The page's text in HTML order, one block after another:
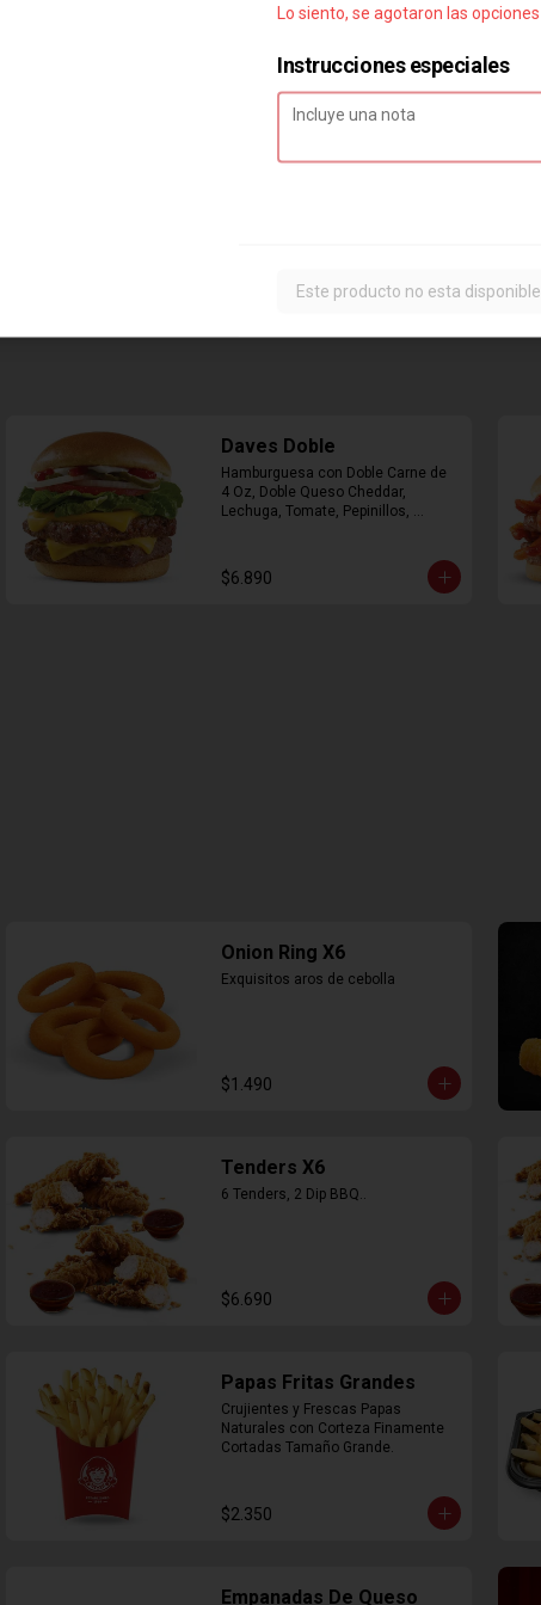
Combo Classic Chicken
Daves Doble
Hamburguesa con Doble Carne de
4 Oz, Doble Queso Cheddar,
Lechuga, Tomate, Pepinillos,
$6.890
Onion Ring X6
Exquisitos aros de cebolla
$1.490
Tenders X6
6 Tenders, 2 Dip BBQ..
$6.690
Papas Fritas Grandes
Crujientes y Frescas Papas
Naturales con Corteza Finamente
Cortadas Tamaño Grande.
$2.350
Empanadas De Queso
Lo siento, se agotaron las opciones
Instrucciones especiales
Este producto no esta disponible